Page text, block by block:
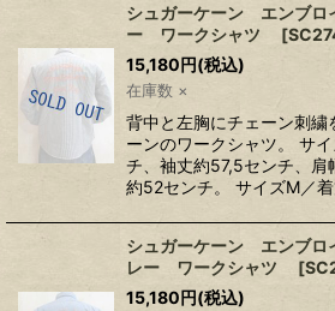
シュガーケーン エンブロ
ー ワークシャツ
[
15,180円(税込)
在庫数 ×
背中と左胸にチェーン刺繍
ーンのワークシャツ。 サ
チ、袖丈約57,5センチ、
約52センチ。 サイズM／
シュガーケーン エンブ
レー ワークシャツ
[
15,180円(税込)